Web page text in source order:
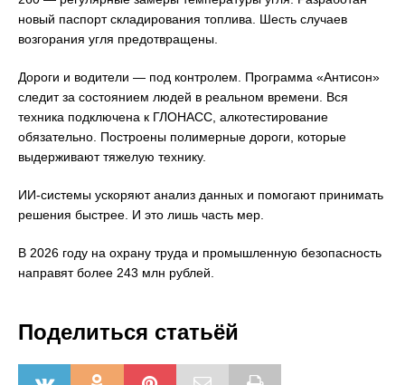
новый паспорт складирования топлива. Шесть случаев
возгорания угля предотвращены.
Дороги и водители — под контролем. Программа «Антисон»
следит за состоянием людей в реальном времени. Вся
техника подключена к ГЛОНАСС, алкотестирование
обязательно. Построены полимерные дороги, которые
выдерживают тяжелую технику.
ИИ-системы ускоряют анализ данных и помогают принимать
решения быстрее. И это лишь часть мер.
В 2026 году на охрану труда и промышленную безопасность
направят более 243 млн рублей.
Поделиться статьёй